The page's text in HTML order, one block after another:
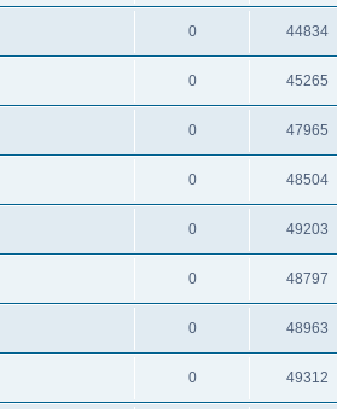
0 44834
0 45265
0 47965
0 48504
0 49203
0 48797
0 48963
0 49312